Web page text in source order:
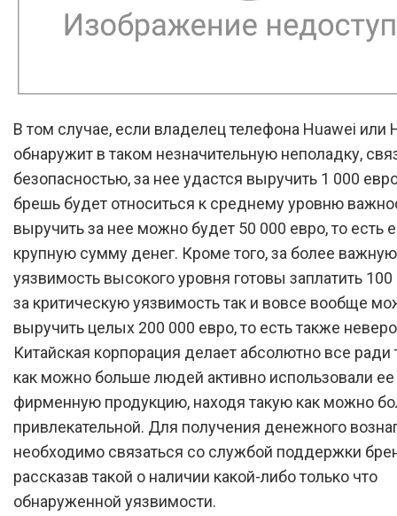
В том случае, если владелец телефона Huawei или
обнаружит в таком незначительную неполадку,
безопасностью, за нее удастся выручить 1 000
брешь будет относиться к среднему уровню
выручить за нее можно будет 50 000 евро, то есть
крупную сумму денег. Кроме того, за более важную
уязвимость высокого уровня готовы заплатить 100
за критическую уязвимость так и вовсе вообще
выручить целых 200 000 евро, то есть также
Китайская корпорация делает абсолютно все ради
как можно больше людей активно использовали ее
фирменную продукцию, находя такую как можно
привлекательной. Для получения денежного
необходимо связаться со службой поддержки
рассказав такой о наличии какой-либо только что
обнаруженной уязвимости.